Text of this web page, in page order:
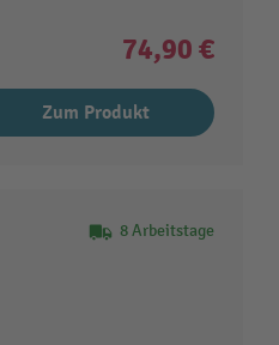
74,90 €
Zum Produkt
8 Arbeitstage